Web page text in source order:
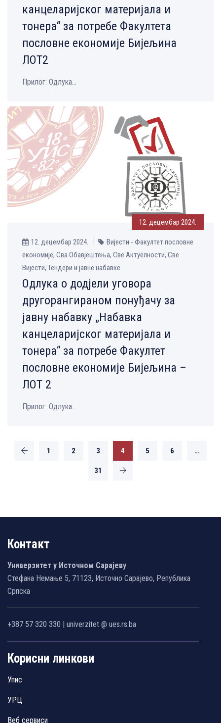
канцеларијског материјала и
тонера“ за потребе Факултета
пословне економије Бијељина
ЛОТ2
Прилог: Одлука...
12. децембар 2024.
12. децембар 2024.
Вијести - Факултет пословне
економије, Сва Обавјештења, Све Aктуелности, Све
Вијести, Тендери и јавне набавке
Одлука о додјели уговора
другорангираном понуђачу за
јавну набавку „Набавка
канцеларијског материјала и
тонера“ за потребе Факултет
пословне економије Бијељина –
ЛОТ 2
Прилог: Одлука...
1 2 3 4 5 6 …
31
Контакт
Универзитет у Источном Сарајеву
Стефана Немање 5, 71123, Источно Сарајево, Република
Српска
+387 57 320 330 | univerzitet @ ues.rs.ba
Корисни линкови
Упис
УРЦ
Веб сервиси